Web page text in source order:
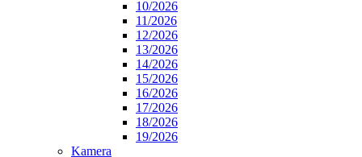
10/2026
11/2026
12/2026
13/2026
14/2026
15/2026
16/2026
17/2026
18/2026
19/2026
Kamera